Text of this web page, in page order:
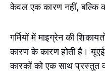
केवल एक कारण नहीं, बल्कि
गर्मियों में माइग्रेन की
कारण के कारण होती है। यूएई
कारकों को एक साथ प्रस्तुत